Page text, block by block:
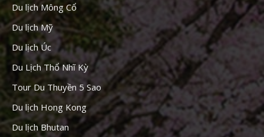
Du lịch Mông Cổ
Du lịch Mỹ
Du lịch Úc
Du Lịch Thổ Nhĩ Kỳ
Tour Du Thuyền 5 Sao
Du lịch Hong Kong
Du lịch Bhutan